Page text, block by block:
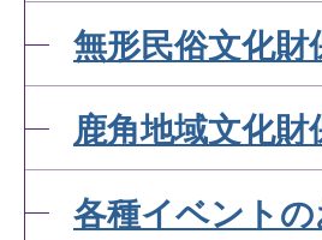
無形民俗文化
鹿角地域文化
各種イベント